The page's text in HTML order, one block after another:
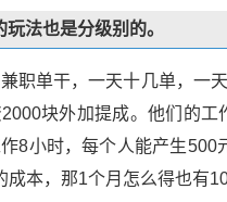
法也是分级别的。
职单干，一天十几单，一
块外加提成。他们的
8小时，每个人能产生500
成本，那1个月怎么得也有